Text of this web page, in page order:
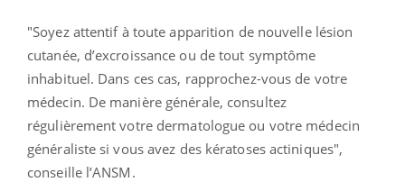
"Soyez attentif à toute apparition de nouvelle lésion
cutanée, d’excroissance ou de tout symptôme
inhabituel. Dans ces cas, rapprochez-vous de votre
médecin. De manière générale, consultez
régulièrement votre dermatologue ou votre médecin
généraliste si vous avez des kératoses actiniques",
conseille l’ANSM.